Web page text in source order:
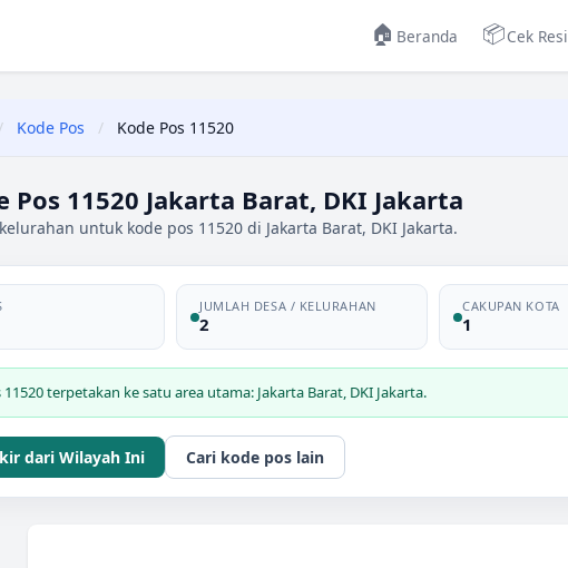
🏠 Beranda 📦Cek Resi
Kode Pos / Kode Pos 11520
Pos 11520 Jakarta Barat, DKI Jakarta
untuk kode pos 11520 di Jakarta Barat, DKI Jakarta.
JUMLAH DESA / KELURAHAN
2
CAKUPAN KOTA
1
11520 terpetakan ke satu area utama: Jakarta Barat, DKI Jakarta.
dari Wilayah Ini Cari kode pos lain